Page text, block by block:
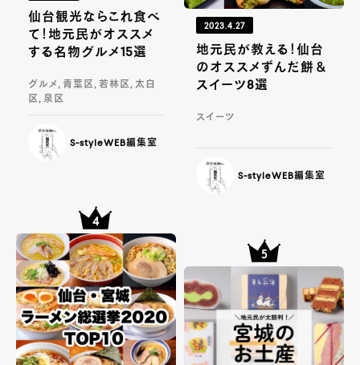
仙台観光ならこれ食べ
て！地元民がオススメ
する名物グルメ15選
グルメ, 青葉区, 若林区, 太白
区, 泉区
S-styleWEB編集室
2023.4.27
地元民が教える！仙台
のオススメずんだ餅＆
スイーツ8選
スイーツ
S-styleWEB編集室